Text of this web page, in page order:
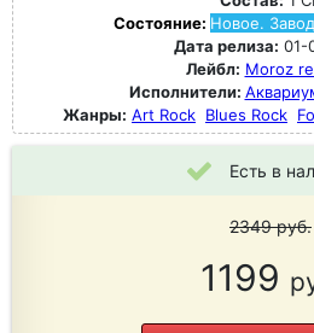
Состояние: Новое.
Дата релиза: 01-
Лейбл: Moroz
Исполнители:
Жанры: Art Rock Blues Rock
Есть в
2349руб.
1199